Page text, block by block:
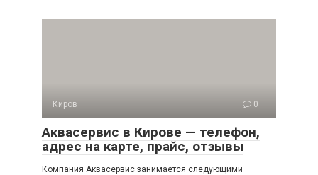
Киров 0
Аквасервис в Кирове — телефон,
адрес на карте, прайс, отзывы
Компания Аквасервис занимается следующими